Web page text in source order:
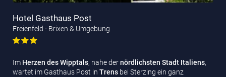
Hotel Gasthaus Post
Freienfeld - Brixen & Umgebung
Im Herzen des Wipptals, nahe dernördlichsten Stadt Italiens,
wartet im Gasthaus Post in Trens bei Sterzing ein ganz